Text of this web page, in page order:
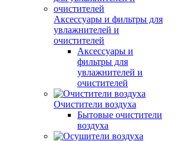
Аксессуары и фильтры для
увлажнителей и
очистителей
Аксессуары и
фильтры для
увлажнителей и
очистителей
Очистители воздуха
Бытовые очистители
воздуха